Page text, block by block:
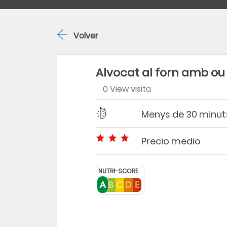
Alvocat al forn amb ou
0 View visita
Dificultad
Tiempo Menys de 30
Precio medio Precio medio
NUTRI-SCORE
Volver